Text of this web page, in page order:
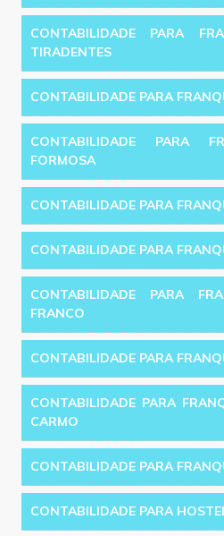
CONTABILIDADE PARA
TIRADENTES
CONTABILIDADE PARA
CONTABILIDADE PARA
FORMOSA
CONTABILIDADE PARA
CONTABILIDADE PARA
CONTABILIDADE PARA
FRANCO
CONTABILIDADE PARA
CONTABILIDADE PARA
CARMO
CONTABILIDADE PARA
CONTABILIDADE PARA